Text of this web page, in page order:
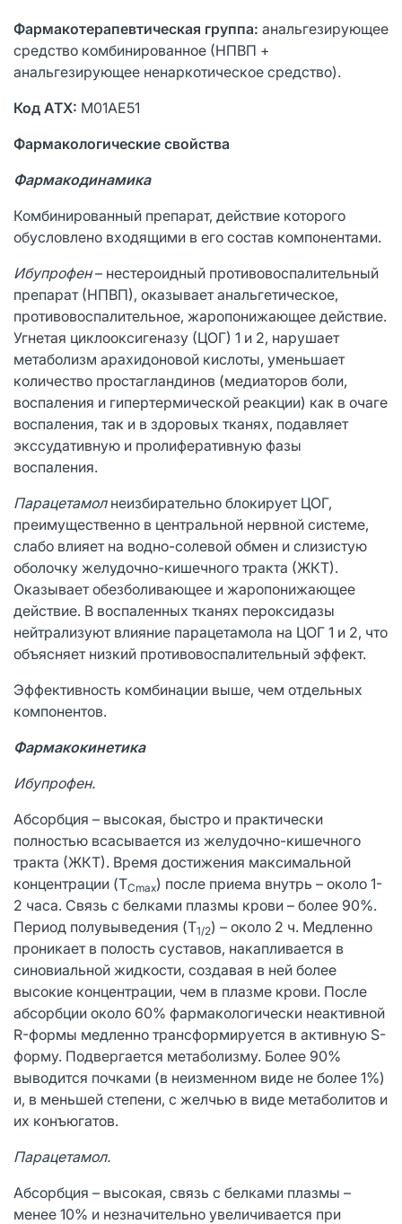
Фармакотерапевтическая группа: анальгезирующее
средство комбинированное (НПВП +
анальгезирующее ненаркотическое средство).
Код АТХ: М01АЕ51
Фармакологические свойства
Фармакодинамика
Комбинированный препарат, действие которого
обусловлено входящими в его состав компонентами.
Ибупрофен– нестероидный противовоспалительный
препарат (НПВП), оказывает анальгетическое,
противовоспалительное, жаропонижающее действие.
Угнетая циклооксигеназу (ЦОГ) 1 и 2, нарушает
метаболизм арахидоновой кислоты, уменьшает
количество простагландинов (медиаторов боли,
воспаления и гипертермической реакции) как в очаге
воспаления, так и в здоровых тканях, подавляет
экссудативную и пролиферативную фазы
воспаления.
Парацетамолнеизбирательно блокирует ЦОГ,
преимущественно в центральной нервной системе,
слабо влияет на водно-солевой обмен и слизистую
оболочку желудочно-кишечного тракта (ЖКТ).
Оказывает обезболивающее и жаропонижающее
действие. В воспаленных тканях пероксидазы
нейтрализуют влияние парацетамола на ЦОГ 1 и 2, что
объясняет низкий противовоспалительный эффект.
Эффективность комбинации выше, чем отдельных
компонентов.
Фармакокинетика
Ибупрофен.
Абсорбция – высокая, быстро и практически
полностью всасывается из желудочно-кишечного
тракта (ЖКТ). Время достижения максимальной
концентрации (TCmax) после приема внутрь – около 1-
2 часа. Связь с белками плазмы крови – более 90%.
Период полувыведения (T1/2) – около 2 ч. Медленно
проникает в полость суставов, накапливается в
синовиальной жидкости, создавая в ней более
высокие концентрации, чем в плазме крови. После
абсорбции около 60% фармакологически неактивной
R-формы медленно трансформируется в активную S-
форму. Подвергается метаболизму. Более 90%
выводится почками (в неизменном виде не более 1%)
и, в меньшей степени, с желчью в виде метаболитов и
их конъюгатов.
Парацетамол.
Абсорбция – высокая, связь с белками плазмы –
менее 10% и незначительно увеличивается при